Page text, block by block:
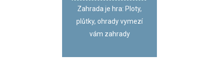
Zahrada je hra: Ploty,
plůtky, ohrady vymezí
vám zahrady